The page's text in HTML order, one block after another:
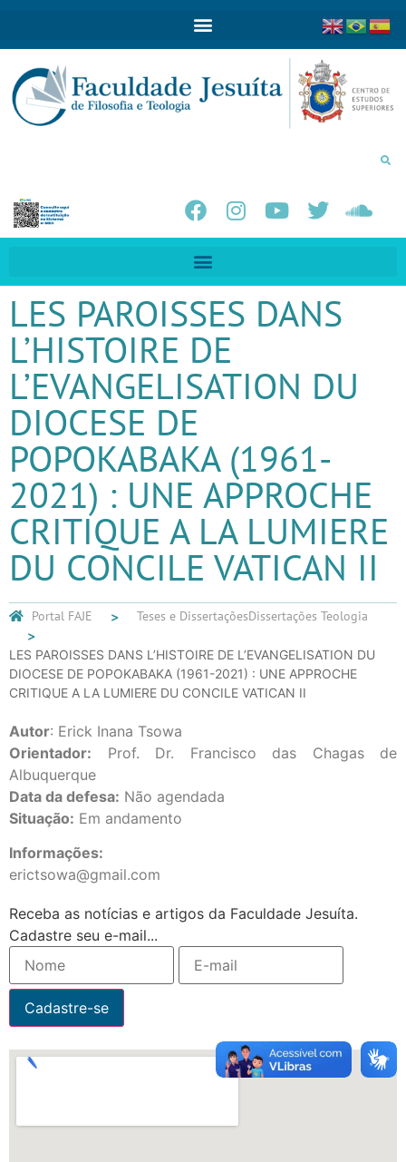
LES PAROISSES DANS
L’HISTOIRE DE
L’EVANGELISATION DU
DIOCESE DE
POPOKABAKA (1961-
2021) : UNE APPROCHE
CRITIQUE A LA LUMIERE
DU CONCILE VATICAN II
Portal FAJE Teses e DissertaçõesDissertações Teologia
LES PAROISSES DANS L’HISTOIRE DE L’EVANGELISATION DU
DIOCESE DE POPOKABAKA (1961-2021) : UNE APPROCHE
CRITIQUE A LA LUMIERE DU CONCILE VATICAN II
Autor: Erick Inana Tsowa
Orientador: Prof. Dr. Francisco das Chagas de
Albuquerque
Data da defesa: Não agendada
Situação: Em andamento
Informações:
erictsowa@gmail.com
Receba as notícias e artigos da Faculdade Jesuíta.
Cadastre seu e-mail...